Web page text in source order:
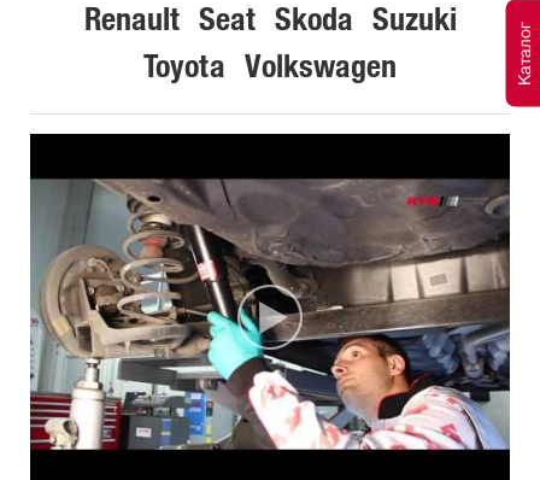
Каталог
Renault Seat Skoda Suzuki
Toyota Volkswagen